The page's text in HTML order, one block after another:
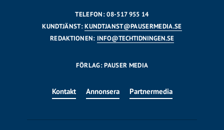
TELEFON: 08-517 955 14
KUNDTJÄNST:KUNDTJANST@PAUSERMEDIA.SE
REDAKTIONEN: INFO@TECHTIDNINGEN.SE
FÖRLAG: PAUSER MEDIA
Kontakt Annonsera Partnermedia